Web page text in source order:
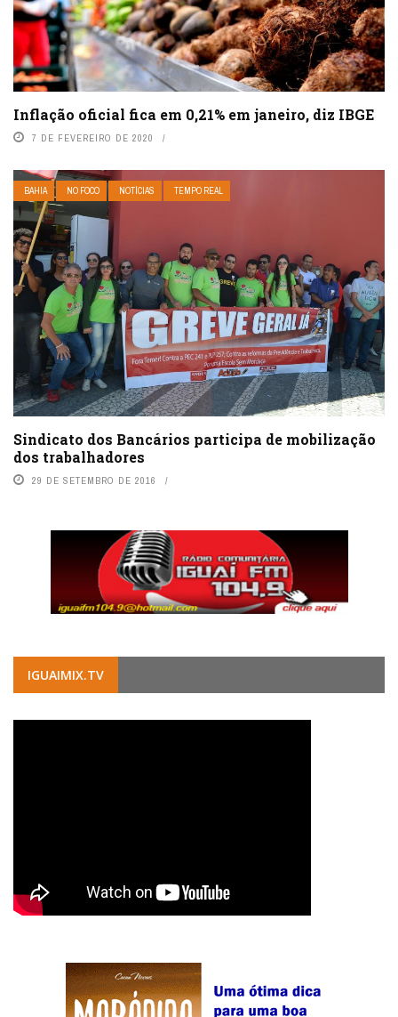
Inflação oficial fica em 0,21% em janeiro, diz IBGE
7 DE FEVEREIRO DE 2020
BAHIA NO FOCO NOTÍCIAS TEMPO REAL
Sindicato dos Bancários participa de mobilização
dos trabalhadores
29 DE SETEMBRO DE 2016
IGUAIMIX.TV